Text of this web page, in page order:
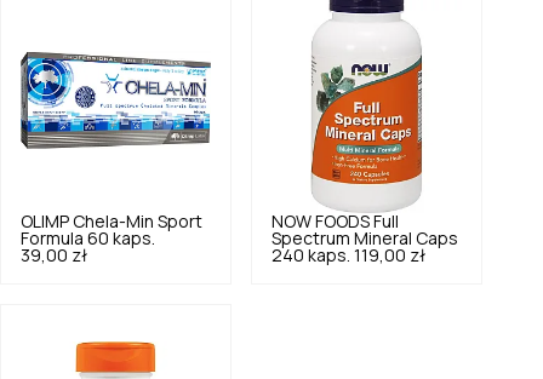
OLIMP Chela-Min Sport
Formula 60 kaps.
39,00 zł
NOW FOODS Full
Spectrum Mineral Caps
240 kaps. 119,00 zł